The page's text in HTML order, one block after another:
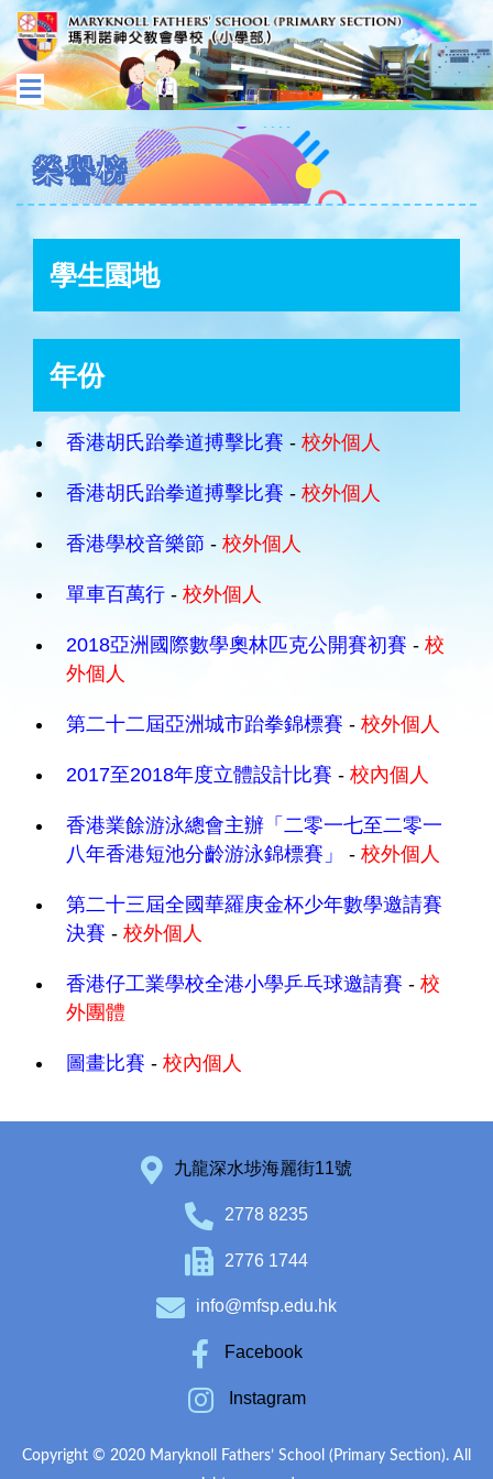
榮譽榜
學生園地
年份
香港胡氏跆拳道搏擊比賽 - 校外個人
香港胡氏跆拳道搏擊比賽 - 校外個人
香港學校音樂節 - 校外個人
單車百萬行 - 校外個人
2018亞洲國際數學奧林匹克公開賽初賽 - 校
外個人
第二十二屆亞洲城市跆拳錦標賽 - 校外個人
2017至2018年度立體設計比賽 - 校內個人
香港業餘游泳總會主辦「二零一七至二零一
八年香港短池分齡游泳錦標賽」
- 校外個人
第二十三屆全國華羅庚金杯少年數學邀請賽
決賽 - 校外個人
香港仔工業學校全港小學乒乓球邀請賽 - 校
外團體
圖畫比賽 - 校內個人
九龍深水埗海麗街11號
2778 8235
2776 1744
info@mfsp.edu.hk
Facebook
Instagram
Copyright © 2020 Maryknoll Fathers’ School (Primary Section). All